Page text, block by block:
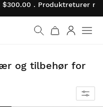
$300.00 . Produktreturer
og tilbehør for